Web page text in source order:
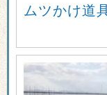
ムツかけ道